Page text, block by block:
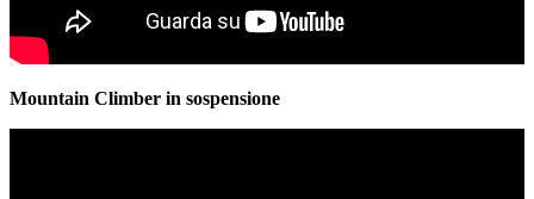
Mountain Climber in sospensione